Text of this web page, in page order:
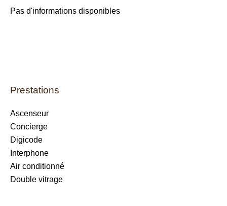
Pas d'informations disponibles
Prestations
Ascenseur
Concierge
Digicode
Interphone
Air conditionné
Double vitrage